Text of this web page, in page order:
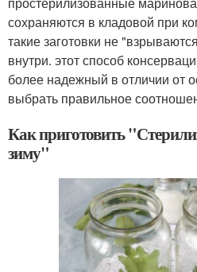
сохраняются в кладовой при
такие заготовки не
внутри. этот способ
более надежный в отличии от
выбрать правильное
Как приготовить
зиму"